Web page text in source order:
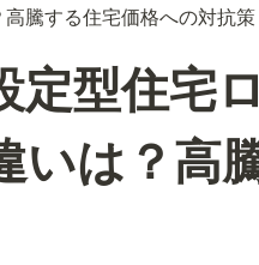
騰する住宅価格への対抗策
定型住
いは？高